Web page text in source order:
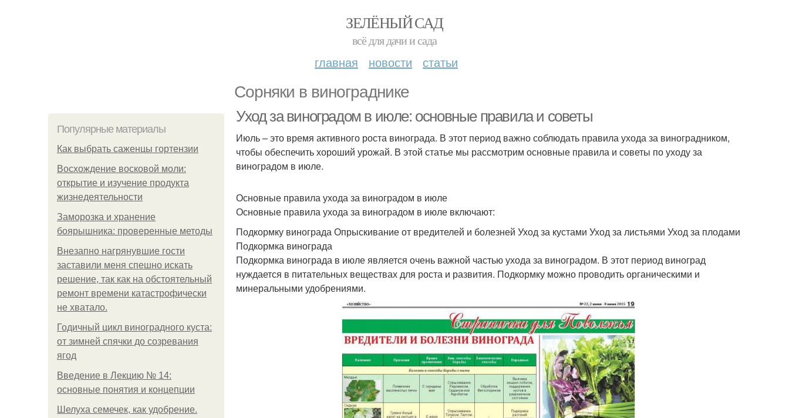
ЗЕЛЁНЫЙ САД
всё для дачи и сада
главная новости статьи
Сорняки в винограднике
Популярные материалы
Как выбрать саженцы гортензии
Восхождение восковой моли:
открытие и изучение продукта
жизнедеятельности
Заморозка и хранение
боярышника: проверенные методы
Внезапно нагрянувшие гости
заставили меня спешно искать
решение, так как на обстоятельный
ремонт времени катастрофически
не хватало.
Годичный цикл виноградного куста:
от зимней спячки до созревания
ягод
Введение в Лекцию № 14:
основные понятия и концепции
Шелуха семечек, как удобрение.
Уход за виноградом в июле: основные правила и советы
Июль – это время активного роста винограда. В этот период важно соблюдать правила ухода за виноградником,
чтобы обеспечить хороший урожай. В этой статье мы рассмотрим основные правила и советы по уходу за
виноградом в июле.
Основные правила ухода за виноградом в июле
Основные правила ухода за виноградом в июле включают:
Подкормку винограда Опрыскивание от вредителей и болезней Уход за кустами Уход за листьями Уход за плодами
Подкормка винограда
Подкормка винограда в июле является очень важной частью ухода за виноградом. В этот период виноград
нуждается в питательных веществах для роста и развития. Подкормку можно проводить органическими и
минеральными удобрениями.